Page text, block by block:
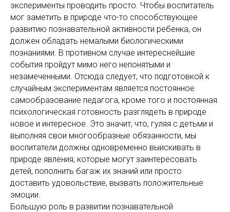
эксперименты проводить просто. Чтобы воспитатель
мог заметить в природе что-то способствующее
развитию познавательной активности ребенка, он
должен обладать немалыми биологическими
познаниями. В противном случае интереснейшие
события пройдут мимо него непонятыми и
незамеченными. Отсюда следует, что подготовкой к
случайным экспериментам является постоянное
самообразование педагога, кроме того и постоянная
психологическая готовность разглядеть в природе
новое и интересное. Это значит, что, гуляя с детьми и
выполняя свои многообразные обязанности, мы
воспитатели должны одновременно выискивать в
природе явления, которые могут заинтересовать
детей, пополнить багаж их знаний или просто
доставить удовольствие, вызвать положительные
эмоции.
Большую роль в развитии познавательной